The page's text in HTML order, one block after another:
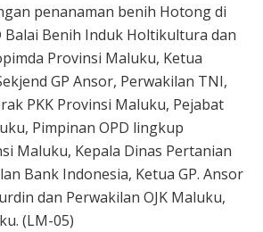
penanaman benih Hotong di
Balai Benih Induk Holtikultura dan
Provinsi Maluku, Ketua
GP Ansor, Perwakilan TNI,
PKK Provinsi Maluku, Pejabat
Pimpinan OPD lingkup
Maluku, Kepala Dinas Pertanian
Bank Indonesia, Ketua GP. Ansor
dan Perwakilan OJK Maluku,
(LM-05)